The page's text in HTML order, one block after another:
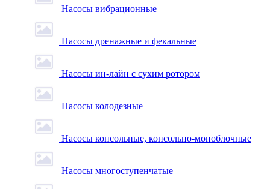
Насосы вибрационные
Насосы дренажные и фекальные
Насосы ин-лайн с сухим ротором
Насосы колодезные
Насосы консольные, консольно-моноблочные
Насосы многоступенчатые